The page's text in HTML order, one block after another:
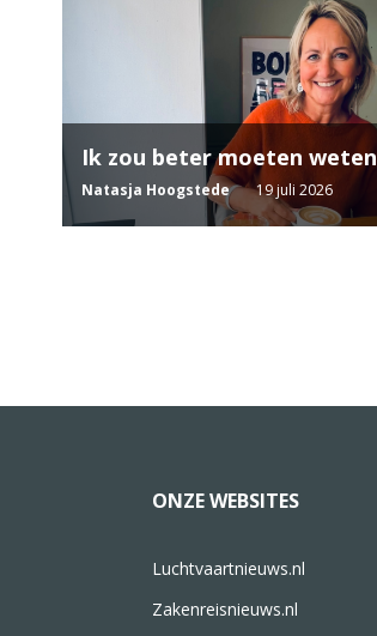
Ik zou beter moeten weten
Natasja Hoogstede 19 juli 2026
ONZE WEBSITES
Luchtvaartnieuws.nl
Zakenreisnieuws.nl